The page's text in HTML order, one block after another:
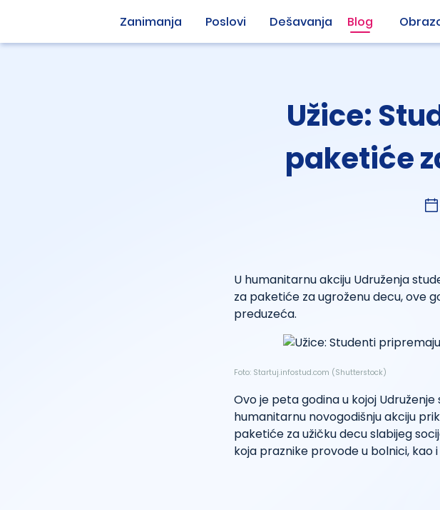
Zanimanja Poslovi Dešavanja Blog
Užice:
paketiće
U humanitarnu akciju Udruženja
za paketiće za ugroženu decu, ove
preduzeća.
Foto: Startuj.infostud.com (Shutterstock)
Ovo je peta godina u kojoj
humanitarnu novogodišnju akciju
paketiće za užičku decu slabijeg
koja praznike provode u bolnici, kao